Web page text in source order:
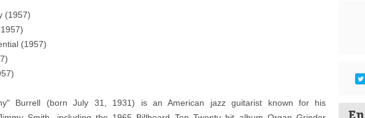
(1957)
(1957)
Burrell (born July 31, 1931) is an American jazz guitarist known for his